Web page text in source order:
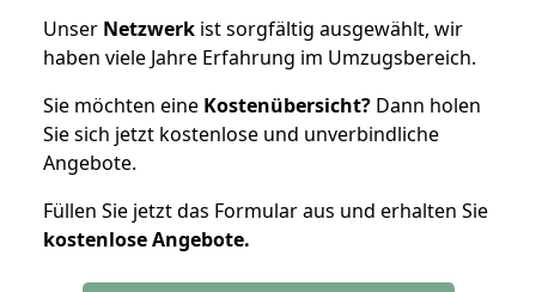
Unser Netzwerk ist sorgfältig ausgewählt, wir
haben viele Jahre Erfahrung im Umzugsbereich.
Sie möchten eine Kostenübersicht? Dann holen
Sie sich jetzt kostenlose und unverbindliche
Angebote.
Füllen Sie jetzt das Formular aus und erhalten Sie
kostenloseAngebote.